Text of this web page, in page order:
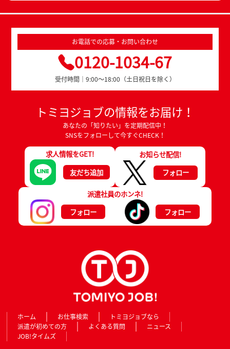
お電話での応募・お問い合わせ
0120-1034-67
受付時間｜9:00～18:00（土日祝日を除く）
トミヨジョブの情報をお届け！
あなたの「知りたい」を定期配信中！
SNSをフォローして今すぐCHECK！
求人情報をGET!
友だち追加
お知らせ配信!
フォロー
派遣社員のホンネ!
フォロー
フォロー
ホーム お仕事検索
トミヨジョブなら
派遣が初めての方
よくある質問
ニュース
JOB!タイムズ